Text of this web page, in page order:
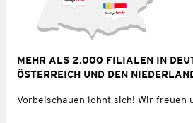
MEHR ALS 2.000 FILIALEN IN
ÖSTERREICH UND DEN
Vorbeischauen lohnt sich! Wir freuen